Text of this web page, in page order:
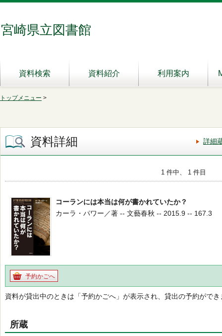
宮崎県立図書館
資料検索 資料紹介 利用案内
トップメニュー >
資料詳細 詳細
1 件中、 1 件目
コーランには本当は何が書かれていたか？
カーラ・パワー／著 -- 文藝春秋 -- 2015.9 -- 167.3
予約かごへ
資料が貸出中のときは「予約かごへ」が表示され、貸出の予約ができ
所蔵